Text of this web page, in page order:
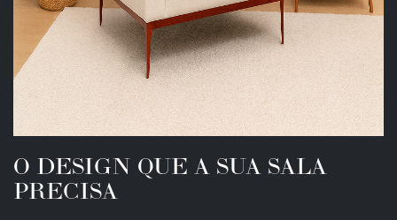
O DESIGN QUE A SUA SALA
PRECISA